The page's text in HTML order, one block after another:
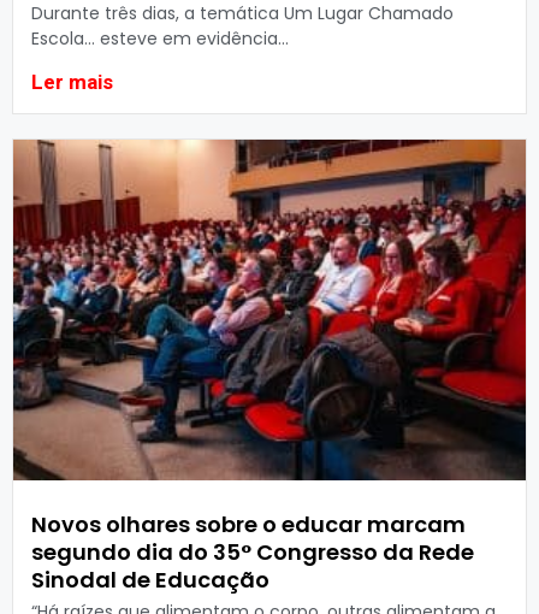
Durante três dias, a temática Um Lugar Chamado
Escola… esteve em evidência...
Ler mais
Novos olhares sobre o educar marcam
segundo dia do 35° Congresso da Rede
Sinodal de Educação